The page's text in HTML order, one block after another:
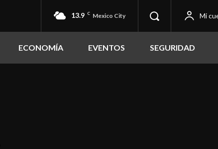
13.9 C Mexico City Mi
ECONOMÍA EVENTOS SEGURIDAD